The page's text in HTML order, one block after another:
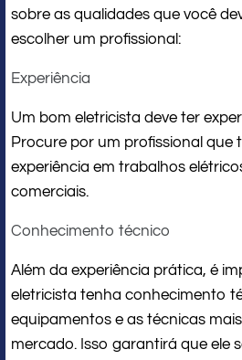
sobre as qualidades que você
escolher um profissional:
Experiência
Um bom eletricista deve ter
Procure por um profissional que
experiência em trabalhos
comerciais.
Conhecimento técnico
Além da experiência prática, é
eletricista tenha conhecimento
equipamentos e as técnicas
mercado. Isso garantirá que ele